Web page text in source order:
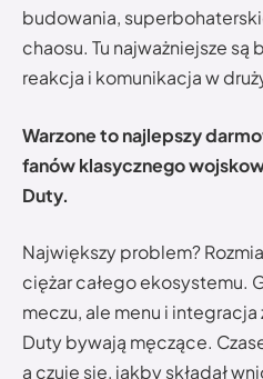
budowania,
chaosu. Tu najważniejsze są
reakcja i komunikacja w
Warzone to najlepszy
fanów klasycznego
Duty.
Największy problem?
ciężar całego ekosystemu.
meczu, ale menu i integracja
Duty bywają męczące.
a czuje się, jakby składał